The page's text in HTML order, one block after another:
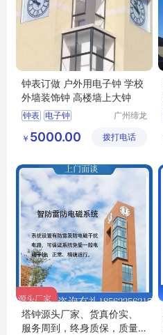
钟表订做 户外用电子钟 学校
外墙装饰钟 高楼墙上大钟
钟表 电子钟
高楼墙上大钟
广州缔龙
公司
￥ 5000.00 拨打电话
塔钟源头厂家、货真价实、
服务周到，终身质保，质量